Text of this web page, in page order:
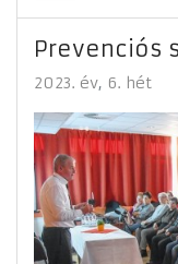
Prevenciós
2023. év 6. hét